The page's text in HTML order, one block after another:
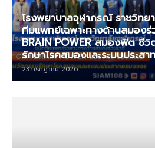
โรงพยาบาลจุฬาภรณ์ ราชวิท
ทีมแพทย์เฉพาะทางด้านสมองร่
BRAIN POWER สมองฟิต ชี
รักษาโรคสมองและระบบประส
23 กรกฎาคม 2026